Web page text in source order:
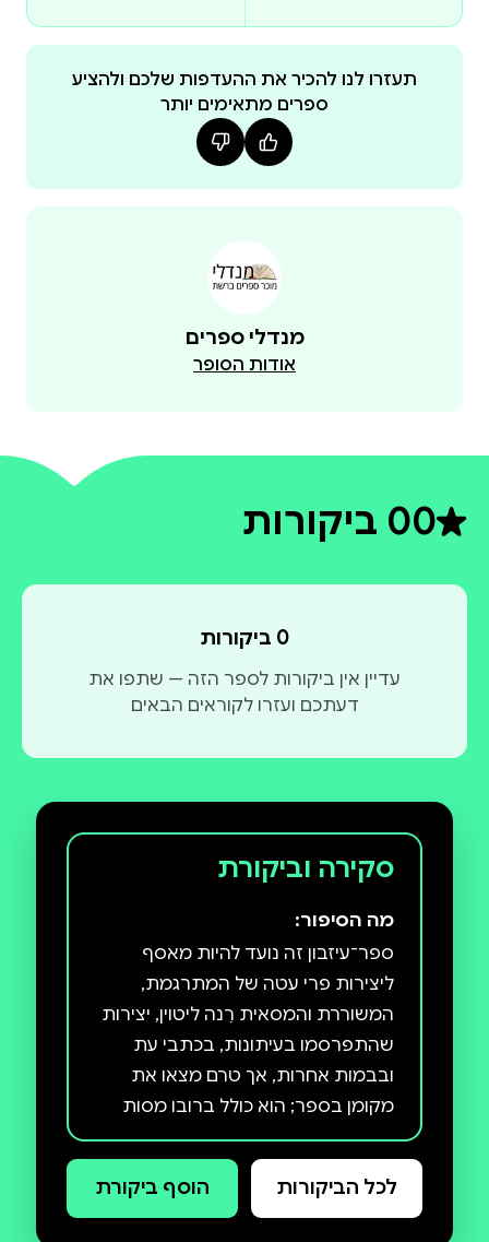
בפרס טשרניחובסקי ובפרס משרד התרבות ליצירה.
תעזרו לנו להכיר את ההעדפות שלכם ולהציע
ספרים מתאימים יותר
מנדלי ספרים
אודות הסופר
0דירוג ממוצע 0 מתוך 5
0 ביקורות
0 ביקורות
עדיין אין ביקורות לספר הזה — שתפו את
דעתכם ועזרו לקוראים הבאים
סקירה וביקורת
מה הסיפור:
ספר־עיזבון זה נועד להיות מאסף
ליצירות פרי עטה של המתרגמת,
המשוררת והמסאית רִנה ליטוין, יצירות
שהתפרסמו בעיתונות, בכתבי עת
ובבמות אחרות, אך טרם מצאו את
מקומן בספר; הוא כולל ברובו מסות
שכתבה וכן מִגוון תרגומים. עוד נכללו בו
במשורה אי־אלו יצירות שראו אור
בספרים שאזלו לפני שנים רבות. אלה
לכל הביקורות הוסף ביקורת